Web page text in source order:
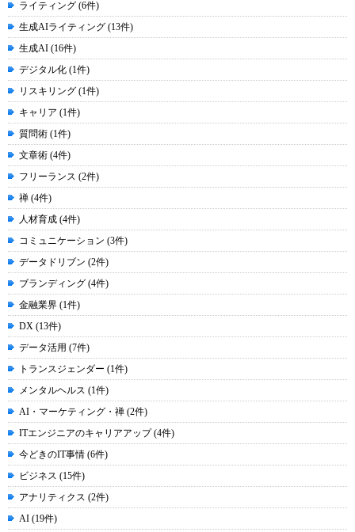
ライティング (6件)
生成AIライティング (13件)
生成AI (16件)
デジタル化 (1件)
リスキリング (1件)
キャリア (1件)
質問術 (1件)
文章術 (4件)
フリーランス (2件)
禅 (4件)
人材育成 (4件)
コミュニケーション (3件)
データドリブン (2件)
ブランディング (4件)
金融業界 (1件)
DX (13件)
データ活用 (7件)
トランスジェンダー (1件)
メンタルヘルス (1件)
AI・マーケティング・禅 (2件)
ITエンジニアのキャリアアップ (4件)
今どきのIT事情 (6件)
ビジネス (15件)
アナリティクス (2件)
AI (19件)